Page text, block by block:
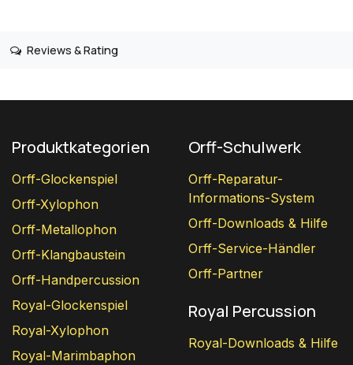
Reviews & Rating
Produktkategorien
Orff-Glockenspiel
Orff-Xylophon
Orff-Metallophon
Orff-Klangbaustein
Orff-Handpercussion
Royal-Glockenspiel
Royal-Xylophon
Royal-Marimbaphon
Orff-Schulwerk
Orff-Reparatur-
Informations-System
Orff-Downloads & Hilfe
Orff-Service-Händler
Orff-Partner
Royal Percussion
Royal-Downloads & Hilfe